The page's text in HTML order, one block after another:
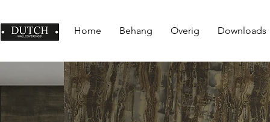
Home Behang Overig Downloads